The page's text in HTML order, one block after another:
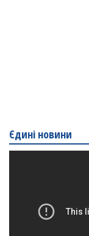
Єдині новини